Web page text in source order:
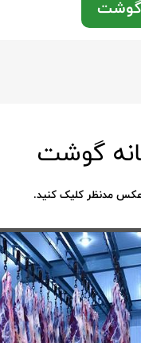
گوشت
گوشت
مدنظر کلیک کنید.